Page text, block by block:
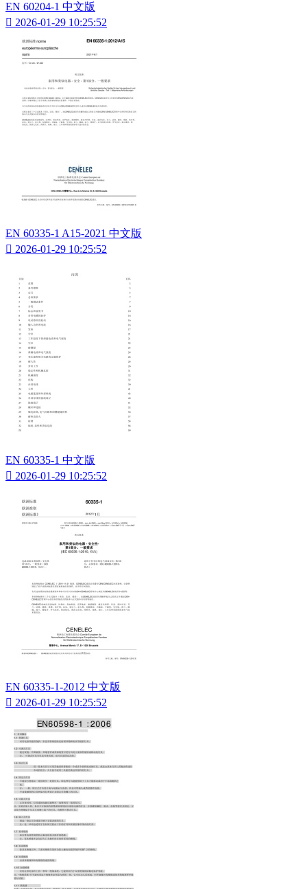
EN 60204-1 中文版
 2026-01-29 10:25:52
EN 60335-1 A15-2021 中文版
 2026-01-29 10:25:52
EN 60335-1 中文版
 2026-01-29 10:25:52
EN 60335-1-2012 中文版
 2026-01-29 10:25:52